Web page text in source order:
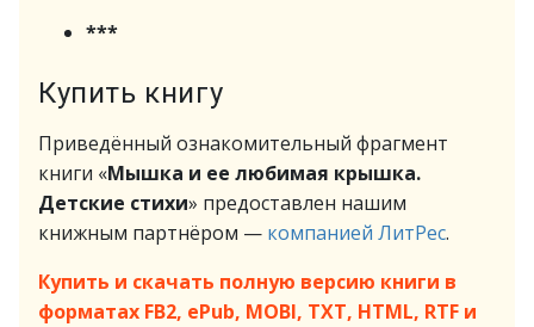
***
Купить книгу
Приведённый ознакомительный фрагмент
книги «Мышка и ее любимая крышка.
Детские стихи» предоставлен нашим
книжным партнёром — компанией ЛитРес.
Купить и скачать полную версию книги в
форматах FB2, ePub, MOBI, TXT, HTML, RTF и